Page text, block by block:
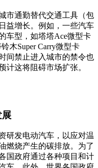
市通勤替代交通工具（包
益增长。例如，一些汽车
车型，如塔塔Ace微型卡
木Super Carry微型卡
间禁止进入城市的禁令也
计这将阻碍市场扩张。
展
研发电动汽车，以应对温
燃烧产生的碳排放。为了
国政府通过各种项目和计